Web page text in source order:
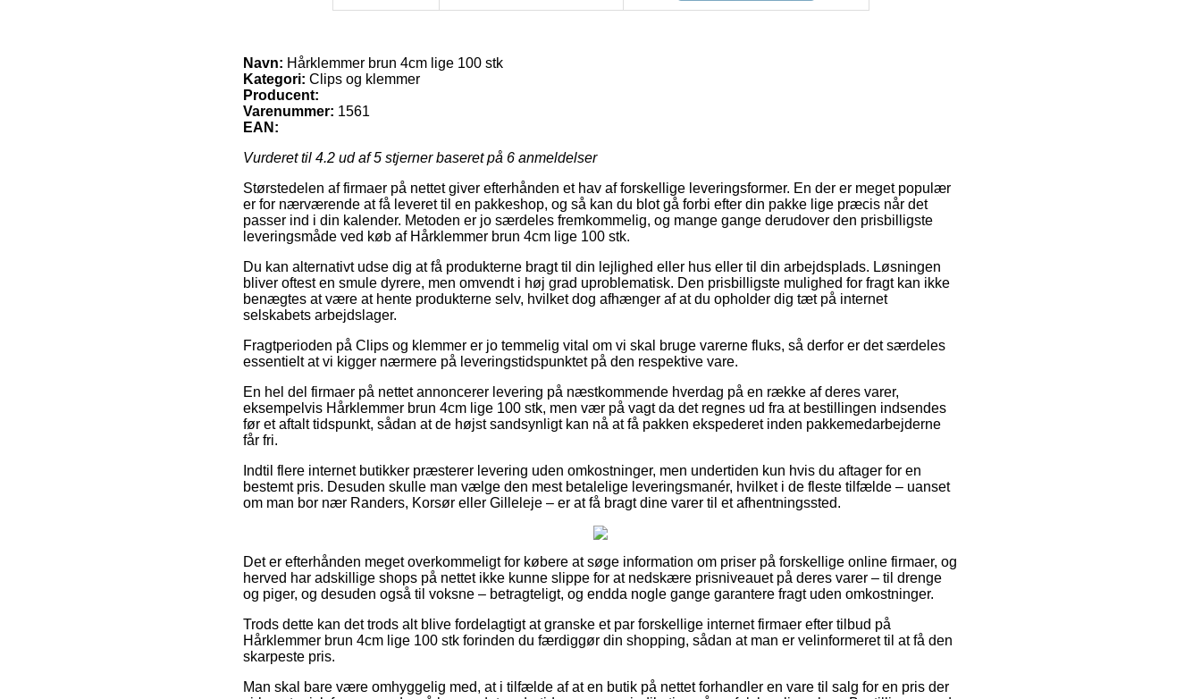
Navn: Hårklemmer brun 4cm lige 100 stk
Kategori: Clips og klemmer
Producent:
Varenummer: 1561
EAN:
Vurderet til 4.2 ud af 5 stjerner baseret på 6 anmeldelser
Størstedelen af firmaer på nettet giver efterhånden et hav af forskellige leveringsformer. En der er meget populær
er for nærværende at få leveret til en pakkeshop, og så kan du blot gå forbi efter din pakke lige præcis når det
passer ind i din kalender. Metoden er jo særdeles fremkommelig, og mange gange derudover den prisbilligste
leveringsmåde ved køb af Hårklemmer brun 4cm lige 100 stk.
Du kan alternativt udse dig at få produkterne bragt til din lejlighed eller hus eller til din arbejdsplads. Løsningen
bliver oftest en smule dyrere, men omvendt i høj grad uproblematisk. Den prisbilligste mulighed for fragt kan ikke
benægtes at være at hente produkterne selv, hvilket dog afhænger af at du opholder dig tæt på internet
selskabets arbejdslager.
Fragtperioden på Clips og klemmer er jo temmelig vital om vi skal bruge varerne fluks, så derfor er det særdeles
essentielt at vi kigger nærmere på leveringstidspunktet på den respektive vare.
En hel del firmaer på nettet annoncerer levering på næstkommende hverdag på en række af deres varer,
eksempelvis Hårklemmer brun 4cm lige 100 stk, men vær på vagt da det regnes ud fra at bestillingen indsendes
før et aftalt tidspunkt, sådan at de højst sandsynligt kan nå at få pakken ekspederet inden pakkemedarbejderne
får fri.
Indtil flere internet butikker præsterer levering uden omkostninger, men undertiden kun hvis du aftager for en
bestemt pris. Desuden skulle man vælge den mest betalelige leveringsmanér, hvilket i de fleste tilfælde – uanset
om man bor nær Randers, Korsør eller Gilleleje – er at få bragt dine varer til et afhentningssted.
Det er efterhånden meget overkommeligt for købere at søge information om priser på forskellige online firmaer, og
herved har adskillige shops på nettet ikke kunne slippe for at nedskære prisniveauet på deres varer – til drenge
og piger, og desuden også til voksne – betragteligt, og endda nogle gange garantere fragt uden omkostninger.
Trods dette kan det trods alt blive fordelagtigt at granske et par forskellige internet firmaer efter tilbud på
Hårklemmer brun 4cm lige 100 stk forinden du færdiggør din shopping, sådan at man er velinformeret til at få den
skarpeste pris.
Man skal bare være omhyggelig med, at i tilfælde af at en butik på nettet forhandler en vare til salg for en pris der